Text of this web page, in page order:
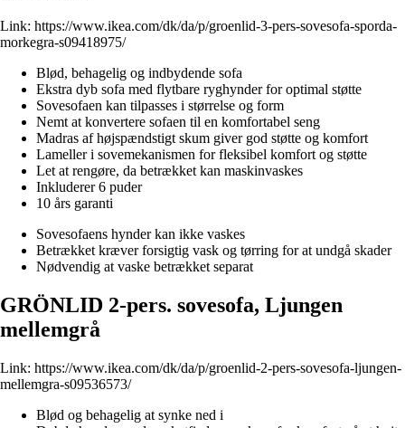
Link: https://www.ikea.com/dk/da/p/groenlid-3-pers-sovesofa-sporda-
morkegra-s09418975/
Blød, behagelig og indbydende sofa
Ekstra dyb sofa med flytbare ryghynder for optimal støtte
Sovesofaen kan tilpasses i størrelse og form
Nemt at konvertere sofaen til en komfortabel seng
Madras af højspændstigt skum giver god støtte og komfort
Lameller i sovemekanismen for fleksibel komfort og støtte
Let at rengøre, da betrækket kan maskinvaskes
Inkluderer 6 puder
10 års garanti
Sovesofaens hynder kan ikke vaskes
Betrækket kræver forsigtig vask og tørring for at undgå skader
Nødvendig at vaske betrækket separat
GRÖNLID 2-pers. sovesofa, Ljungen
mellemgrå
Link: https://www.ikea.com/dk/da/p/groenlid-2-pers-sovesofa-ljungen-
mellemgra-s09536573/
Blød og behagelig at synke ned i